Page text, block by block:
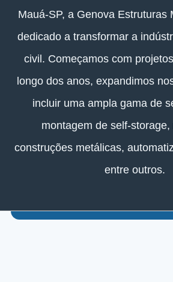
Mauá-SP, a Genova Estruturas
dedicado a transformar a
civil. Começamos com
longo dos anos, expandimos
incluir uma ampla gama de
montagem de self-
construções metálicas,
entre outros.